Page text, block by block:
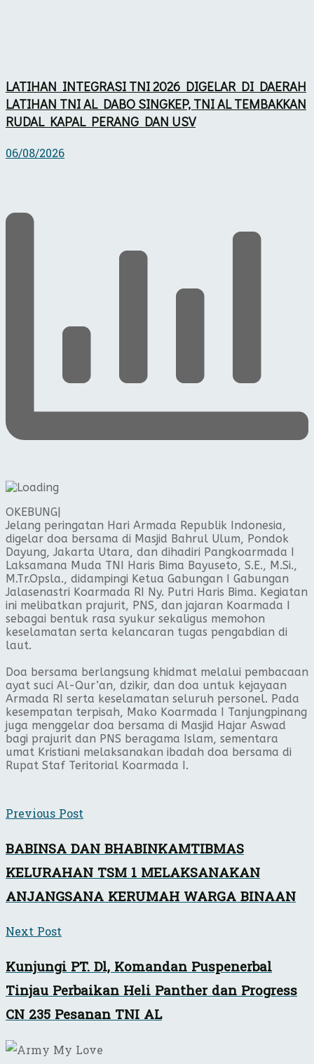
LATIHAN INTEGRASI TNI 2026 DIGELAR DI DAERAH
LATIHAN TNI AL DABO SINGKEP, TNI AL TEMBAKKAN
RUDAL KAPAL PERANG DAN USV
06/08/2026
OKEBUNG|
Jelang peringatan Hari Armada Republik Indonesia,
digelar doa bersama di Masjid Bahrul Ulum, Pondok
Dayung, Jakarta Utara, dan dihadiri Pangkoarmada I
Laksamana Muda TNI Haris Bima Bayuseto, S.E., M.Si.,
M.Tr.Opsla., didampingi Ketua Gabungan I Gabungan
Jalasenastri Koarmada RI Ny. Putri Haris Bima. Kegiatan
ini melibatkan prajurit, PNS, dan jajaran Koarmada I
sebagai bentuk rasa syukur sekaligus memohon
keselamatan serta kelancaran tugas pengabdian di
laut.
Doa bersama berlangsung khidmat melalui pembacaan
ayat suci Al-Qur’an, dzikir, dan doa untuk kejayaan
Armada RI serta keselamatan seluruh personel. Pada
kesempatan terpisah, Mako Koarmada I Tanjungpinang
juga menggelar doa bersama di Masjid Hajar Aswad
bagi prajurit dan PNS beragama Islam, sementara
umat Kristiani melaksanakan ibadah doa bersama di
Rupat Staf Teritorial Koarmada I.
Previous Post
BABINSA DAN BHABINKAMTIBMAS
KELURAHAN TSM 1 MELAKSANAKAN
ANJANGSANA KERUMAH WARGA BINAAN
Next Post
Kunjungi PT. Dl, Komandan Puspenerbal
Tinjau Perbaikan Heli Panther dan Progress
CN 235 Pesanan TNI AL